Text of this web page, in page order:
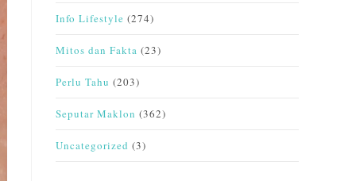
Info Lifestyle (274)
Mitos dan Fakta (23)
Perlu Tahu (203)
Seputar Maklon (362)
Uncategorized (3)